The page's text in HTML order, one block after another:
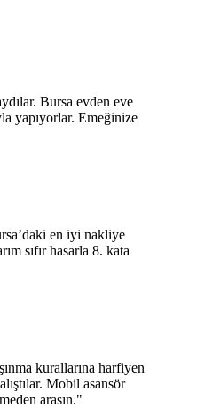
Bursa evden eve
yapıyorlar. Emeğinize
en iyi nakliye
sıfır hasarla 8. kata
kurallarına harfiyen
Mobil asansör
arasın."